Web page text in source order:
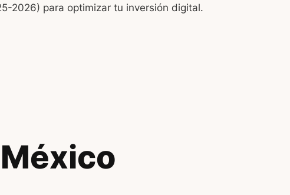
2026) para optimizar tu inversión digital.